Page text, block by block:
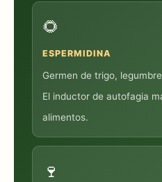
🌻
ESPERMIDINA
Germen de trigo,
El inductor de autofagia
alimentos.
🍷